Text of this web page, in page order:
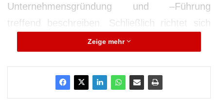
Unternehmensgründung und –Führung
treffend beschreiben. Schließlich richtet sich
dieses viersemestrige Studium an Fachkräfte,
entwickeln möchten. Der Praxisbezug spielt in
diesem Studium eine zentrale Rolle. Die
Zeige mehr